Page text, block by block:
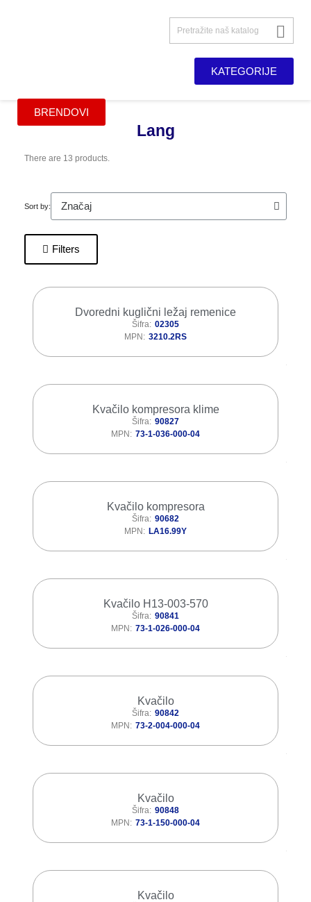

KATEGORIJE
BRENDOVI
Lang
There are 13 products.
Sort by:
Filters
Dvoredni kuglični ležaj remenice
Šifra 02305
MPN
3210.2RS
Kvačilo kompresora klime
Šifra 90827
MPN
73-1-036-000-04
Kvačilo kompresora
Šifra 90682
MPN
LA16.99Y
Kvačilo H13-003-570
Šifra 90841
MPN
73-1-026-000-04
Kvačilo
Šifra 90842
MPN
73-2-004-000-04
Kvačilo
Šifra 90848
MPN
73-1-150-000-04
Kvačilo